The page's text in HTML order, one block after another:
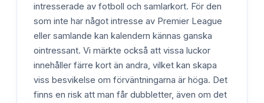
intresserade av fotboll och samlarkort. För den
som inte har något intresse av Premier League
eller samlande kan kalendern kännas ganska
ointressant. Vi märkte också att vissa luckor
innehåller färre kort än andra, vilket kan skapa
viss besvikelse om förväntningarna är höga. Det
finns en risk att man får dubbletter, även om det